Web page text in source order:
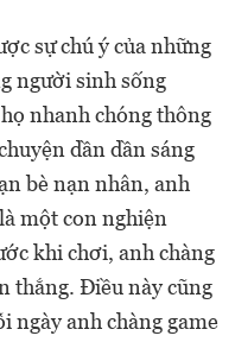
sự chú ý của những
người sinh sống
nhanh chóng thông
dần dần sáng
bè nạn nhân, anh
một con nghiện
khi chơi, anh chàng
thắng. Điều này cũng
ngày anh chàng game